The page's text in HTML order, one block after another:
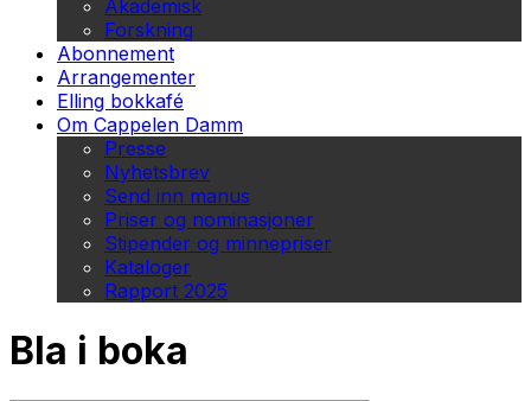
Akademisk
Forskning
Abonnement
Arrangementer
Elling bokkafé
Om Cappelen Damm
Presse
Nyhetsbrev
Send inn manus
Priser og nominasjoner
Stipender og minnepriser
Kataloger
Rapport 2025
Bla i boka